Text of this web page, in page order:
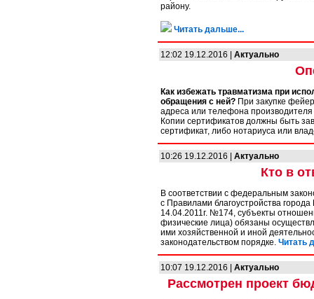
району.
Читать дальше...
12:02 19.12.2016 | Актуально
Как избежать травматизма при
обращения с ней? При закупке
адреса или телефона
Копии сертификатов должны быть
сертификат, либо нотариуса или
10:26 19.12.2016 | Актуально
Кто в
В соответствии с федеральным
с Правилами благоустройства
14.04.2011г. №174, субъекты
физические лица) обязаны
ими хозяйственной и иной
законодательством порядке. Читать
10:07 19.12.2016 | Актуально
Рассмотрен проект